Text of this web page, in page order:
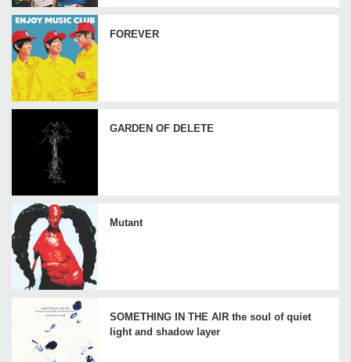
FOREVER
GARDEN OF DELETE
Mutant
SOMETHING IN THE AIR the soul of quiet
light and shadow layer